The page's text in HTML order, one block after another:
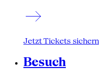
Jetzt Tickets sichern
Besuch